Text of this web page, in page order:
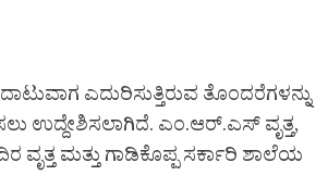
ಎದುರಿಸುತ್ತಿರುವ ತೊಂದರೆಗಳನ್ನು
ಉದ್ದೇಶಿಸಲಾಗಿದೆ. ಎಂ.ಆರ್.ಎಸ್ ವೃತ್ತ,
ವೃತ್ತ ಮತ್ತು ಗಾಡಿಕೊಪ್ಪ ಸರ್ಕಾರಿ ಶಾಲೆಯ